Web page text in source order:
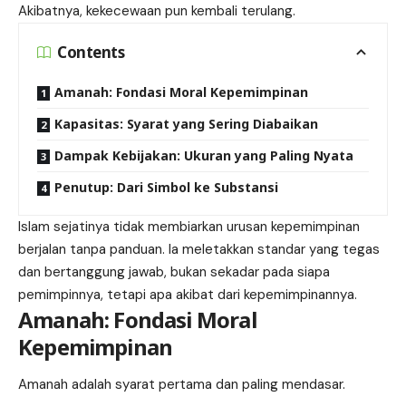
Akibatnya, kekecewaan pun kembali terulang.
Contents
Amanah: Fondasi Moral Kepemimpinan
Kapasitas: Syarat yang Sering Diabaikan
Dampak Kebijakan: Ukuran yang Paling Nyata
Penutup: Dari Simbol ke Substansi
Islam sejatinya tidak membiarkan urusan kepemimpinan
berjalan tanpa panduan. Ia meletakkan standar yang tegas
dan bertanggung jawab, bukan sekadar pada siapa
pemimpinnya, tetapi apa akibat dari kepemimpinannya.
Amanah: Fondasi Moral
Kepemimpinan
Amanah adalah syarat pertama dan paling mendasar.